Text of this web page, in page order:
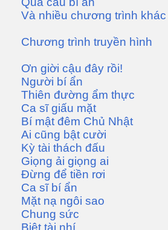
Và nhiều chương trình khác
Chương trình truyền hình
Ơn giời cậu đây rồi!
Người bí ẩn
Thiên đường ẩm thực
Ca sĩ giấu mặt
Bí mật đêm Chủ Nhật
Ai cũng bật cười
Kỳ tài thách đấu
Giọng ải giọng ai
Đừng để tiền rơi
Ca sĩ bí ẩn
Mặt nạ ngôi sao
Chung sức
Biệt tài nhí